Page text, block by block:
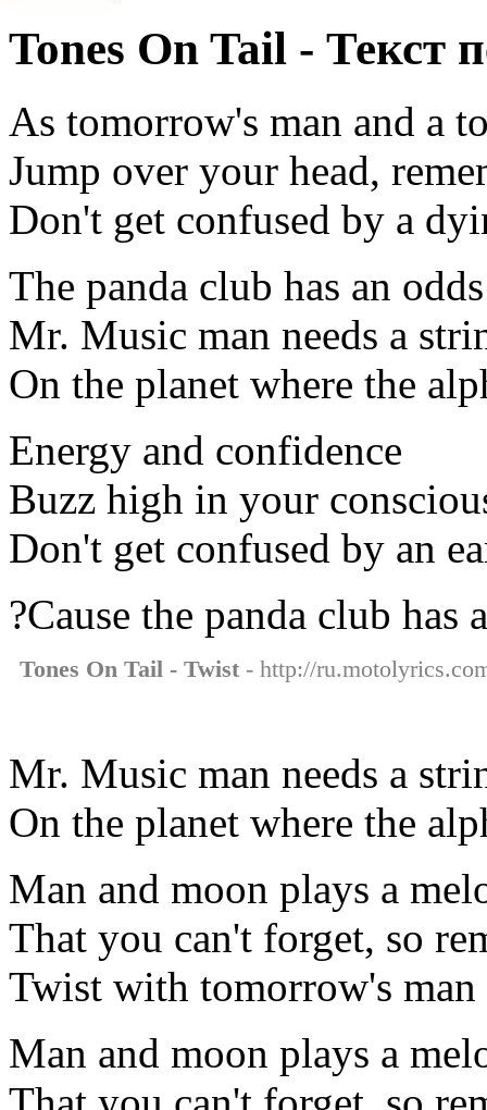
Tones On Tail - Текст
As tomorrow's man and a
Jump over your head,
Don't get confused by a
The panda club has an
Mr. Music man needs a
On the planet where the
Energy and confidence
Buzz high in your
Don't get confused by an
?Cause the panda club has
Tones On Tail - Twist - http://
Mr. Music man needs a
On the planet where the
Man and moon plays a
That you can't forget, so
Twist with tomorrow's man
Man and moon plays a